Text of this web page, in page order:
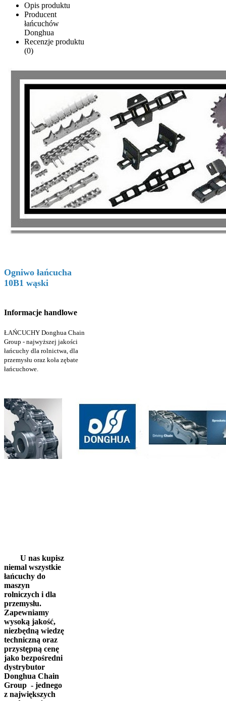
Opis produktu
Producent
łańcuchów
Donghua
Recenzje produktu
(0)
Ogniwo łańcucha
10B1 wąski
Informacje handlowe
ŁAŃCUCHY Donghua Chain
Group - najwyższej jakości
łańcuchy dla rolnictwa, dla
przemysłu oraz koła zębate
łańcuchowe.
U nas kupisz
niemal wszystkie
łańcuchy do
maszyn
rolniczych i dla
przemysłu.
Zapewniamy
wysoką jakość,
niezbędną wiedzę
techniczną oraz
przystępną cenę
jako bezpośredni
dystrybutor
Donghua Chain
Group - jednego
z największych